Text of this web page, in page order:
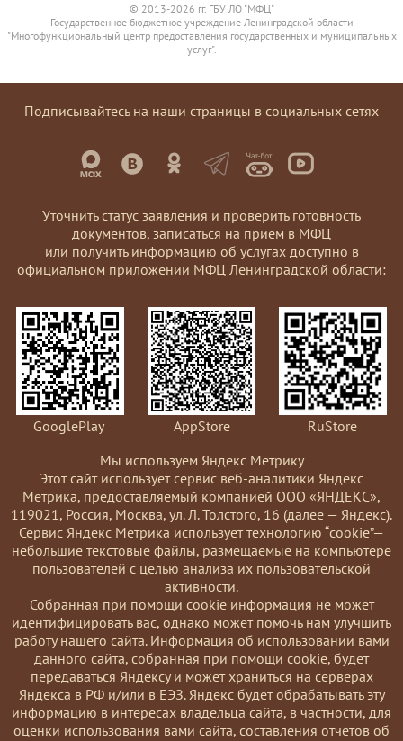
© 2013-2026 гг. ГБУ ЛО "МФЦ"
Государственное бюджетное учреждение Ленинградской области
"Многофункциональный центр предоставления государственных и муниципальных
услуг".
Подписывайтесь на наши страницы в социальных сетях
Уточнить статус заявления и проверить готовность
документов, записаться на прием в МФЦ
или получить информацию об услугах доступно в
официальном приложении МФЦ Ленинградской области:
GooglePlay AppStore
RuStore
Мы используем Яндекс Метрику
Этот сайт использует сервис веб-аналитики Яндекс
Метрика, предоставляемый компанией ООО «ЯНДЕКС»,
119021, Россия, Москва, ул. Л. Толстого, 16 (далее — Яндекс).
Сервис Яндекс Метрика использует технологию “cookie”—
небольшие текстовые файлы, размещаемые на компьютере
пользователей с целью анализа их пользовательской
активности.
Coбранная при помощи cookie информация не может
идентифицировать вас, однако может помочь нам улучшить
работу нашего сайта. Информация об использовании вами
данного сайта, собранная при помощи cookie, будет
передаваться Яндексу и может храниться на серверах
Яндекса в РФ и/или в ЕЭЗ. Яндекс будет обрабатывать эту
информацию в интересах владельца сайта, в частности, для
оценки использования вами сайта, составления отчетов об